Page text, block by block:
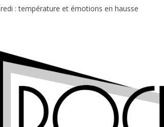
: température et émotions en hausse
HITmakers : coup de chaud au café Atlantik